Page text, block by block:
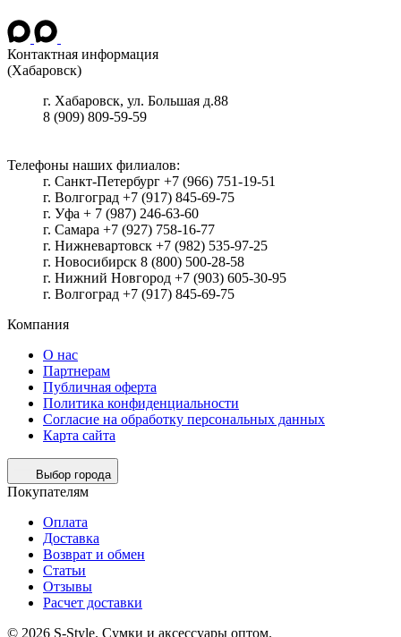
Контактная информация
(Хабаровск)
г. Хабаровск, ул. Большая д.88
8 (909) 809-59-59
Телефоны наших филиалов:
г. Санкт-Петербург +7 (966) 751-19-51
г. Волгоград +7 (917) 845-69-75
г. Уфа + 7 (987) 246-63-60
г. Самара +7 (927) 758-16-77
г. Нижневартовск +7 (982) 535-97-25
г. Новосибирск 8 (800) 500-28-58
г. Нижний Новгород +7 (903) 605-30-95
г. Волгоград +7 (917) 845-69-75
Компания
О нас
Партнерам
Публичная оферта
Политика конфиденциальности
Согласие на обработку персональных данных
Карта сайта
Выбор города
Покупателям
Оплата
Доставка
Возврат и обмен
Статьи
Отзывы
Расчет доставки
© 2026 S-Style. Сумки и аксессуары оптом.